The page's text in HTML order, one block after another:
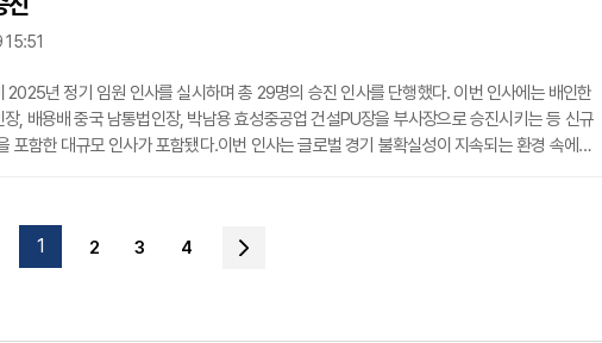
15:51
2025년 정기 임원 인사를 실시하며 총 29명의 승진 인사를 단행했다. 이번 인사에는 배인한
, 배용배 중국 남통법인장, 박남용 효성중공업 건설PU장을 부사장으로 승진시키는 등 신규
포함한 대규모 인사가 포함됐다.이번 인사는 글로벌 경기 불확실성이 지속되는 환경 속에서
강화했다.배인한 부사장은 1989년 효성기술원 입사 후 스판덱스 제품 개발 및 글로벌 생산거점
1 2 3 4